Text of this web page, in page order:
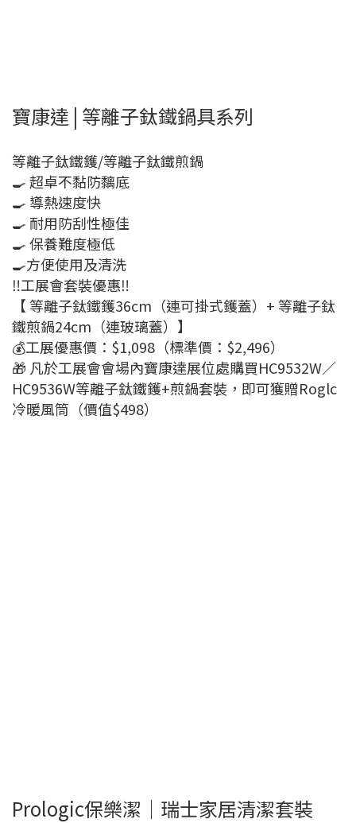
寶康達 | 等離子鈦鐵鍋具系列
等離子鈦鐵鑊/等離子鈦鐵煎鍋
🍳 超卓不黏防黐底
🍳 導熱速度快
🍳 耐用防刮性極佳
🍳 保養難度極低
🍳方便使用及清洗
‼️工展會套裝優惠‼️
【 等離子鈦鐵鑊36cm（連可掛式鑊蓋）+ 等離子鈦
鐵煎鍋24cm（連玻璃蓋）】
💰工展優惠價：$1,098（標準價：$2,496）
🎁 凡於工展會會場內寶康達展位處購買HC9532W／
HC9536W等離子鈦鐵鑊+煎鍋套裝，即可獲贈Roglc
冷暖風筒（價值$498）
Prologic保樂潔｜瑞士家居清潔套裝